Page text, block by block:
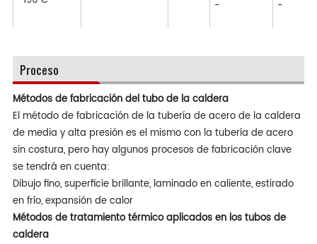
- -
Proceso
Métodos de fabricación del tubo de la caldera
El método de fabricación de la tubería de acero de la caldera
de media y alta presión es el mismo con la tubería de acero
sin costura, pero hay algunos procesos de fabricación clave
se tendrá en cuenta:
Dibujo fino, superficie brillante, laminado en caliente, estirado
en frío, expansión de calor
Métodos de tratamiento térmico aplicados en los tubos de
caldera